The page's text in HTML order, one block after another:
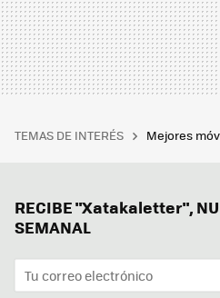
TEMAS DE INTERÉS Mejores
RECIBE "Xatakaletter",
SEMANAL